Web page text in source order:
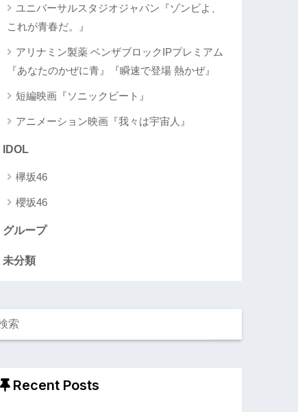
ユニバーサルスタジオジャパン『ゾンビよ、
これが青春だ。』
アリナミン製薬 ベンザブロックIPプレミアム
『あなたのかぜに青』『瞬速で登場 熱かぜ』
短編映画『ソニックビート』
アニメーション映画『我々は宇宙人』
IDOL
欅坂46
櫻坂46
グループ
未分類
Recent Posts